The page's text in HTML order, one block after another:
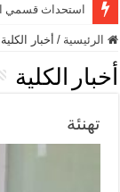
استحداث قسمي
الرئيسية / أخبار
أخبار الكلية
تهنئة